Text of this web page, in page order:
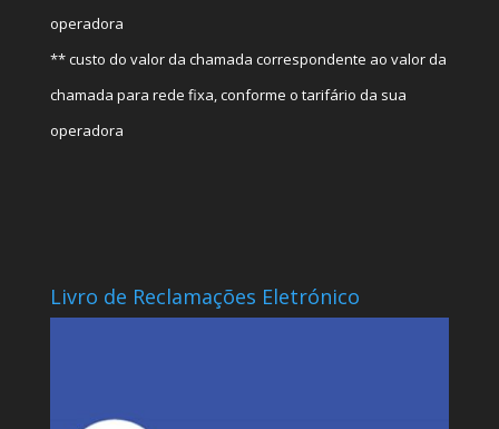
operadora
** custo do valor da chamada correspondente ao valor da
chamada para rede fixa, conforme o tarifário da sua
operadora
Livro de Reclamações Eletrónico